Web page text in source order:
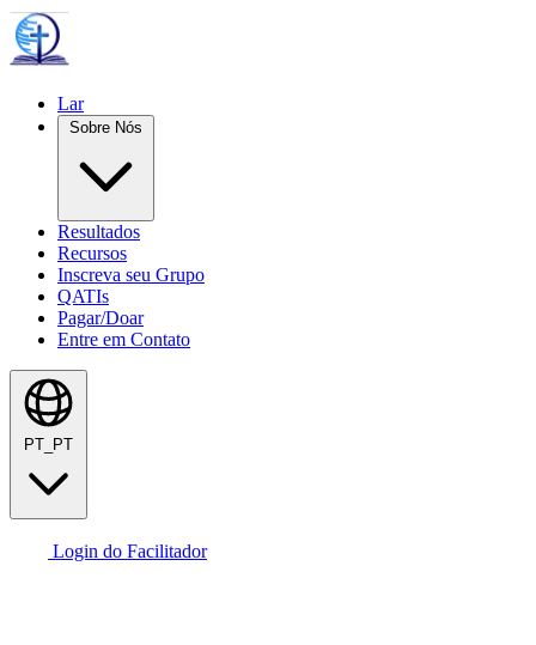
Lar
Sobre Nós
Resultados
Recursos
Inscreva seu Grupo
QATIs
Pagar/Doar
Entre em Contato
PT_PT
Login do Facilitador